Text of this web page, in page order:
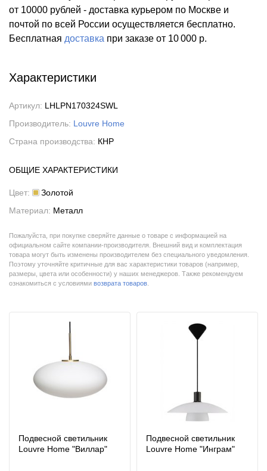
от 10000 рублей - доставка курьером по Москве и
почтой по всей России осуществляется бесплатно.
Бесплатная доставка при заказе от 10 000 р.
Характеристики
Артикул: LHLPN170324SWL
Производитель: Louvre Home
Страна производства: КНР
ОБЩИЕ ХАРАКТЕРИСТИКИ
Цвет:
Золотой
Материал: Металл
Пожалуйста, при покупке сверяйте данные о товаре с информацией на
официальном сайте компании-производителя. Внешний вид и комплектация
товара могут быть изменены производителем без специального уведомления.
Поэтому уточняйте критичные для вас характеристики товаров (например,
размеры, цвета или особенности) у наших менеджеров. Также рекомендуем
ознакомиться с условиями возврата товаров
Подвесной светильник
Louvre Home "Виллар"
Подвесной светильник
Louvre Home "Инграм"